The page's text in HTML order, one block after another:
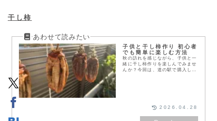
干し柿
子供と干し柿作り 初心者
でも簡単に楽しむ方法
秋の訪れを感じながら、子供と一
緒に干し柿作りを楽しんでみませ
んか？今回は、道の駅で購入した
2026.04.28